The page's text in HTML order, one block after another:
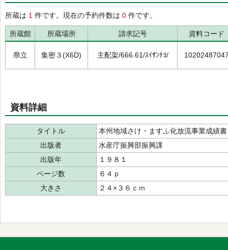
所蔵は 1 件です。現在の予約件数は 0 件です。
所蔵館 所蔵場所 請求記号 資料コード
県立 集密３(X6D) 主配架/666.61/ｽｲｻﾝﾁﾖ/
資料詳細
タイトル
本州地域さけ・ますふ化放流事業成績
出版者
水産庁振興部振興課
出版年
１９８１
ページ数
６４ｐ
大きさ
２４×３６ｃｍ